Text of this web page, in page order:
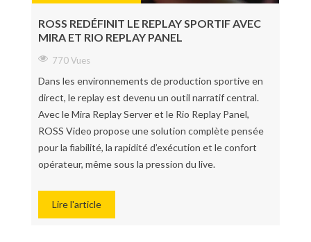
ROSS REDÉFINIT LE REPLAY SPORTIF AVEC
MIRA ET RIO REPLAY PANEL
770 Vues
Dans les environnements de production sportive en
direct, le replay est devenu un outil narratif central.
Avec le Mira Replay Server et le Rio Replay Panel,
ROSS Video propose une solution complète pensée
pour la fiabilité, la rapidité d’exécution et le confort
opérateur, même sous la pression du live.
Lire l'article